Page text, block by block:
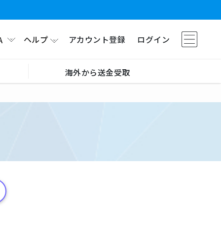
ヘルプ アカウント登録 ログイン
海外から送金受取